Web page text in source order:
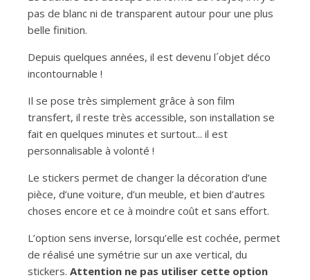
pas de blanc ni de transparent autour pour une plus
belle finition.
Depuis quelques années, il est devenu l´objet déco
incontournable !
Il se pose très simplement grâce à son film
transfert, il reste très accessible, son installation se
fait en quelques minutes et surtout... il est
personnalisable à volonté !
Le stickers permet de changer la décoration d’une
pièce, d’une voiture, d’un meuble, et bien d’autres
choses encore et ce à moindre coût et sans effort.
L’option sens inverse, lorsqu’elle est cochée, permet
de réalisé une symétrie sur un axe vertical, du
stickers. Attention ne pas utiliser cette option